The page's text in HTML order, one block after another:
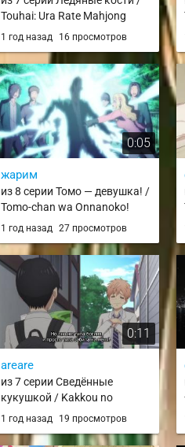
Touhai: Ura Rate Mahjong
Touhairoku
1 год назад 16 просмотров
0:05
жарим
из 8 серии Томо — девушка! /
Tomo-chan wa Onnanoko!
1 год назад 27 просмотров
0:11
areare
из 7 серии Сведённые
кукушкой / Kakkou no
Iinazuke
1 год назад 19 просмотров